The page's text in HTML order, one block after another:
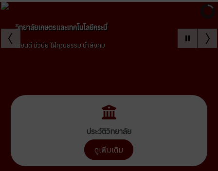
วิทยาลัยเกษตรและเทคโนโลยีกระบี่
เรียนดี มีวินัย ใฝ่คุณธรรม นำสังคม
ประวัติวิทยาลัย
ดูเพิ่มเติม